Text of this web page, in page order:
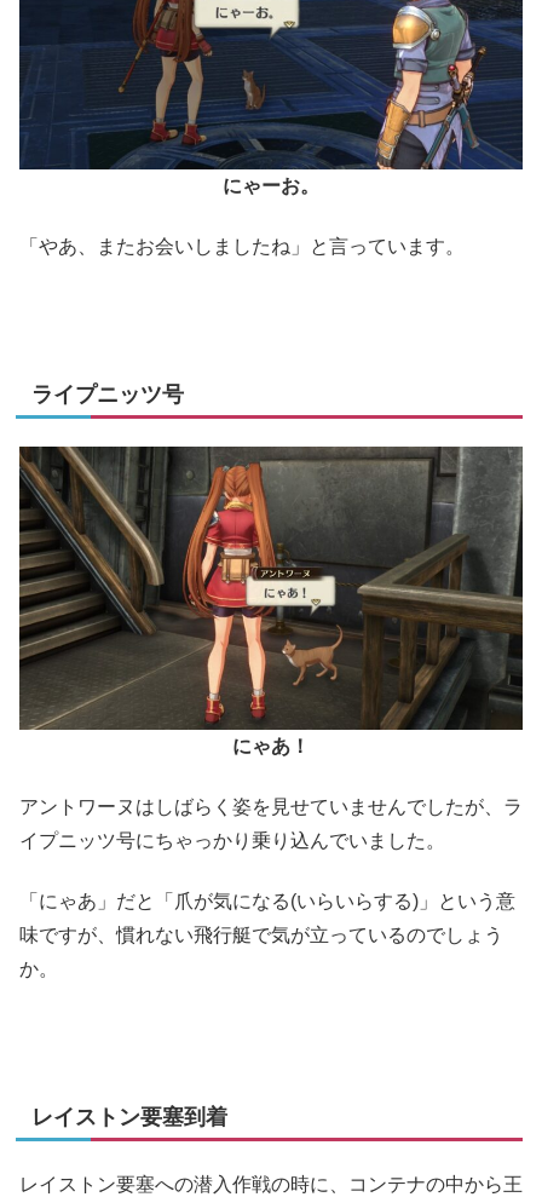
にゃーお。
「やあ、またお会いしましたね」と言っています。
ライプニッツ号
にゃあ！
アントワーヌはしばらく姿を見せていませんでしたが、ラ
イプニッツ号にちゃっかり乗り込んでいました。
「にゃあ」だと「爪が気になる(いらいらする)」という意
味ですが、慣れない飛行艇で気が立っているのでしょう
か。
レイストン要塞到着
レイストン要塞への潜入作戦の時に、コンテナの中から王